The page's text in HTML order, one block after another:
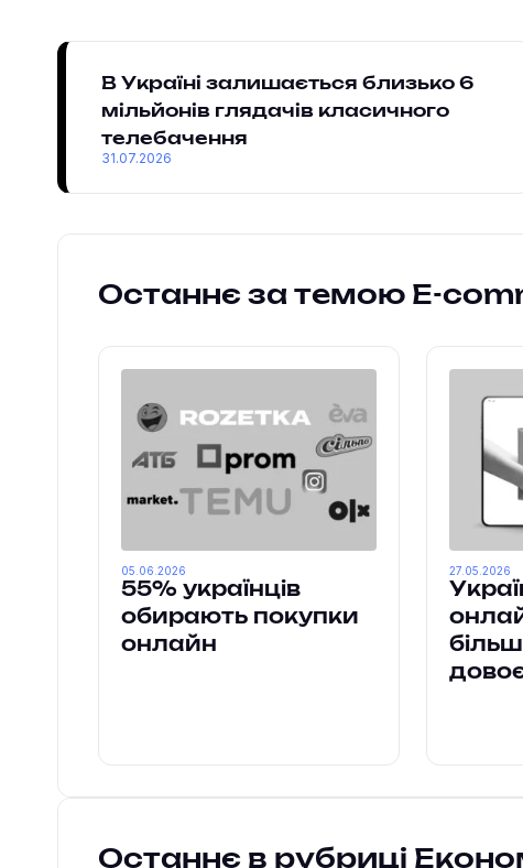
В Україні залишається близько 6
мільйонів глядачів класичного
телебачення
31.07.2026
Останнє за темою E-
55% українців
обирають покупки
онлайн
05.06.2026 27.05.2026
Останнє в рубриці